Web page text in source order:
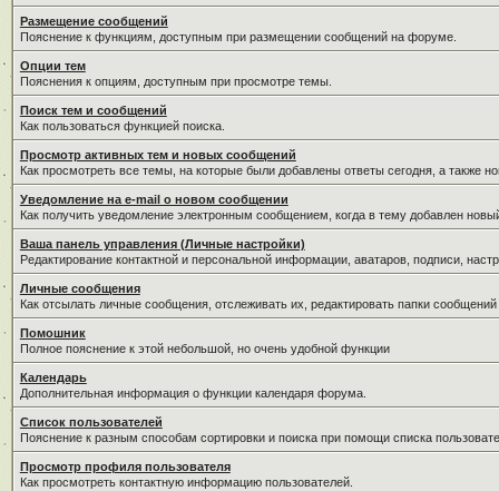
Размещение сообщений
Пояснение к функциям, доступным при размещении сообщений на форуме.
Опции тем
Пояснения к опциям, доступным при просмотре темы.
Поиск тем и сообщений
Как пользоваться функцией поиска.
Просмотр активных тем и новых сообщений
Как просмотреть все темы, на которые были добавлены ответы сегодня, а также
Уведомление на е-mail о новом сообщении
Как получить уведомление электронным сообщением, когда в тему добавлен
Ваша панель управления (Личные настройки)
Редактирование контактной и персональной информации, аватаров, подписи,
Личные сообщения
Как отсылать личные сообщения, отслеживать их, редактировать папки
Помошник
Полное пояснение к этой небольшой, но очень удобной функции
Календарь
Дополнительная информация о функции календаря форума.
Список пользователей
Пояснение к разным способам сортировки и поиска при помощи списка
Просмотр профиля пользователя
Как просмотреть контактную информацию пользователей.